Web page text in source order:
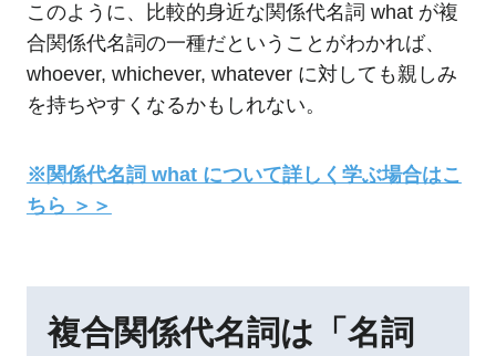
このように、比較的身近な関係代名詞 what が複
合関係代名詞の一種だということがわかれば、
whoever, whichever, whatever に対しても親しみ
を持ちやすくなるかもしれない。
※関係代名詞 what について詳しく学ぶ場合はこ
ちら ＞＞
複合関係代名詞は「名詞